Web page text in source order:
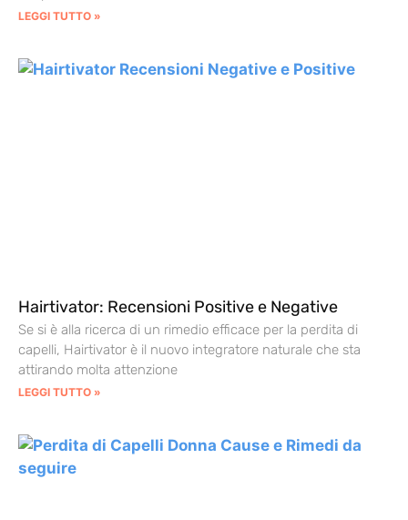
LEGGI TUTTO »
Hairtivator: Recensioni Positive e Negative
Se si è alla ricerca di un rimedio efficace per la perdita di
capelli, Hairtivator è il nuovo integratore naturale che sta
attirando molta attenzione
LEGGI TUTTO »